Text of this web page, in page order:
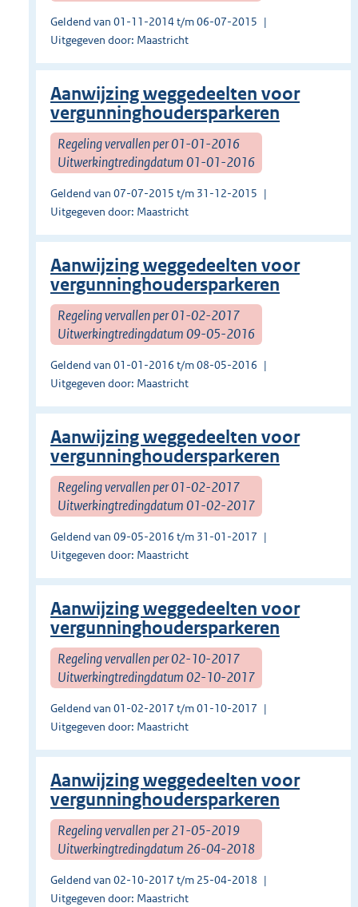
Geldend van 01-11-2014 t/m 06-07-2015
Uitgegeven door: Maastricht
Aanwijzing weggedeelten voor
vergunninghoudersparkeren
Regeling vervallen per 01-01-2016
Uitwerkingtredingdatum 01-01-2016
Geldend van 07-07-2015 t/m 31-12-2015
Uitgegeven door: Maastricht
Aanwijzing weggedeelten voor
vergunninghoudersparkeren
Regeling vervallen per 01-02-2017
Uitwerkingtredingdatum 09-05-2016
Geldend van 01-01-2016 t/m 08-05-2016
Uitgegeven door: Maastricht
Aanwijzing weggedeelten voor
vergunninghoudersparkeren
Regeling vervallen per 01-02-2017
Uitwerkingtredingdatum 01-02-2017
Geldend van 09-05-2016 t/m 31-01-2017
Uitgegeven door: Maastricht
Aanwijzing weggedeelten voor
vergunninghoudersparkeren
Regeling vervallen per 02-10-2017
Uitwerkingtredingdatum 02-10-2017
Geldend van 01-02-2017 t/m 01-10-2017
Uitgegeven door: Maastricht
Aanwijzing weggedeelten voor
vergunninghoudersparkeren
Regeling vervallen per 21-05-2019
Uitwerkingtredingdatum 26-04-2018
Geldend van 02-10-2017 t/m 25-04-2018
Uitgegeven door: Maastricht